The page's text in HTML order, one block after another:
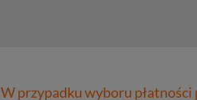
W przypadku wyboru płatności